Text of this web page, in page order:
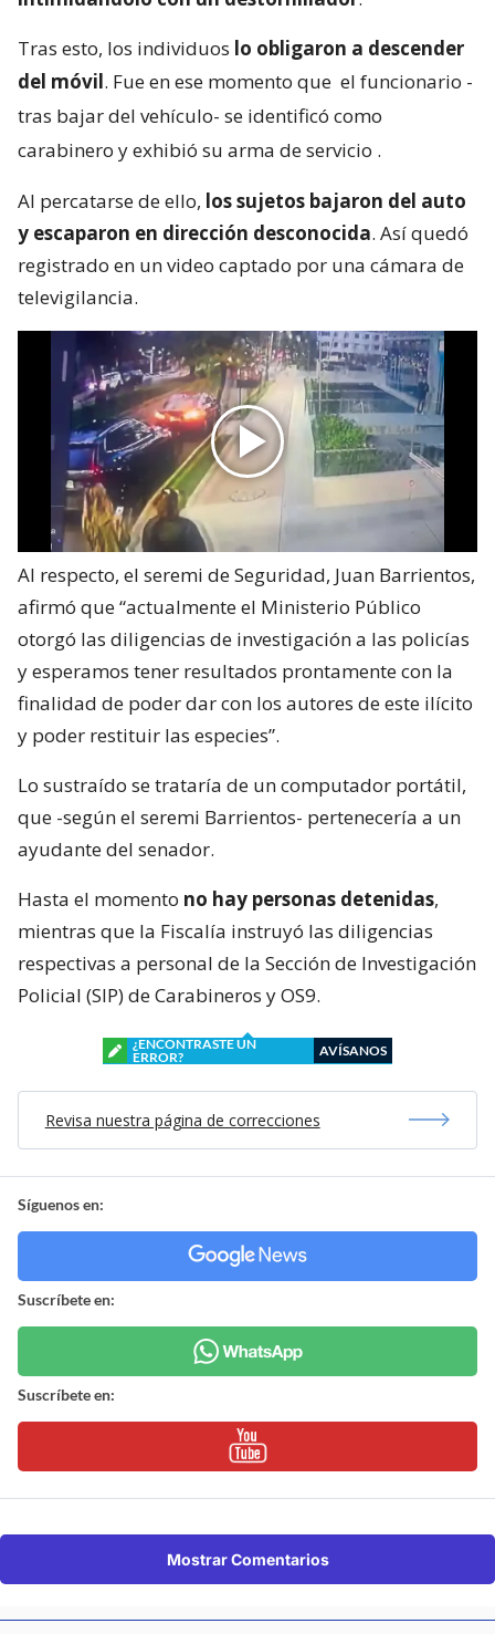
Tras esto, los individuos lo obligaron a descender
del móvil. Fue en ese momento que el funcionario -
tras bajar del vehículo- se identificó como
carabinero y exhibió su arma de servicio .
Al percatarse de ello, los sujetos bajaron del auto
y escaparon en dirección desconocida. Así quedó
registrado en un video captado por una cámara de
televigilancia.
Al respecto, el seremi de Seguridad, Juan Barrientos,
afirmó que “actualmente el Ministerio Público
otorgó las diligencias de investigación a las policías
y esperamos tener resultados prontamente con la
finalidad de poder dar con los autores de este ilícito
y poder restituir las especies”.
Lo sustraído se trataría de un computador portátil,
que -según el seremi Barrientos- pertenecería a un
ayudante del senador.
Hasta el momento no hay personas detenidas,
mientras que la Fiscalía instruyó las diligencias
respectivas a personal de la Sección de Investigación
Policial (SIP) de Carabineros y OS9.
¿ENCONTRASTE UN
ERROR?
AVÍSANOS
Revisa nuestra página de correcciones
Síguenos en:
Suscríbete en:
Suscríbete en:
Mostrar Comentarios